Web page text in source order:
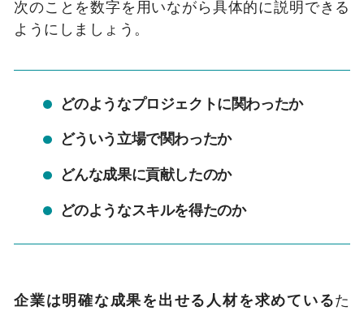
次のことを数字を用いながら具体的に説明できる
ようにしましょう。
どのようなプロジェクトに関わったか
どういう立場で関わったか
どんな成果に貢献したのか
どのようなスキルを得たのか
企業は明確な成果を出せる人材を求めているた